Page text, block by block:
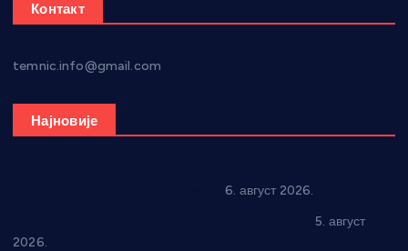
Контакт
temnic.info@gmail.com
Најновије
6. август 2026.
5. август
2026.